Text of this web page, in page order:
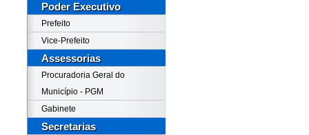
Poder Executivo
Prefeito
Vice-Prefeito
Assessorias
Procuradoria Geral do
Município - PGM
Gabinete
Secretarias